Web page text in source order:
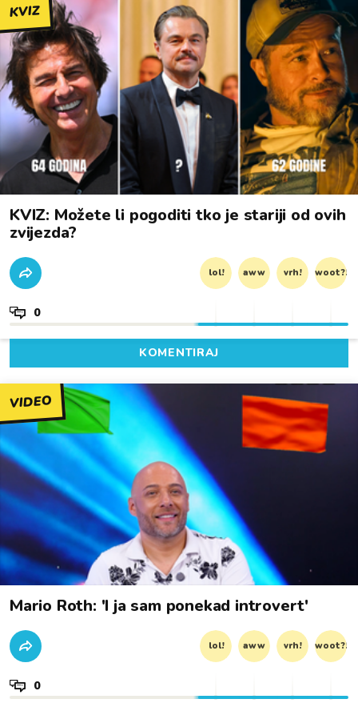
KVIZ
KVIZ: Možete li pogoditi tko je stariji od ovih
zvijezda?
lol! aww vrh! woot?!
0
KOMENTIRAJ
VIDEO
Mario Roth: 'I ja sam ponekad introvert'
lol! aww vrh! woot?!
0